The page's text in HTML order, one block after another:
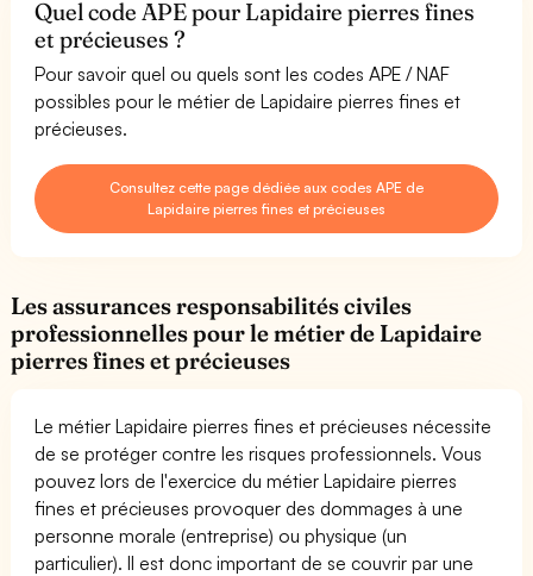
Quel code APE pour Lapidaire pierres fines
et précieuses ?
Pour savoir quel ou quels sont les codes APE / NAF
possibles pour le métier de Lapidaire pierres fines et
précieuses.
Consultez cette page dédiée aux codes APE de
Lapidaire pierres fines et précieuses
Les assurances responsabilités civiles
professionnelles pour le métier de Lapidaire
pierres fines et précieuses
Le métier Lapidaire pierres fines et précieuses nécessite
de se protéger contre les risques professionnels. Vous
pouvez lors de l'exercice du métier Lapidaire pierres
fines et précieuses provoquer des dommages à une
personne morale (entreprise) ou physique (un
particulier). Il est donc important de se couvrir par une